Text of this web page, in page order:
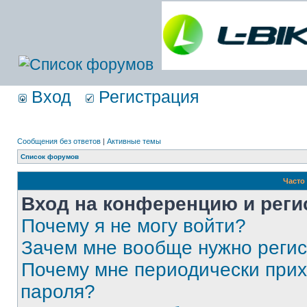
Вход Регистрация
Сообщения без ответов | Активные темы
Список форумов
Вход на конференцию и
Почему я не могу войти?
Зачем мне вообще нужно
Почему мне периодически
пароля?